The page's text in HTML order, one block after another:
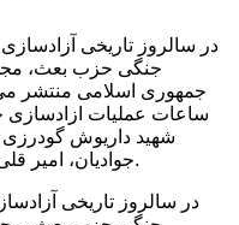
در سالروز تاریخی